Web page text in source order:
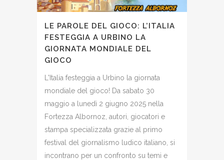
LE PAROLE DEL GIOCO: L’ITALIA
FESTEGGIA A URBINO LA
GIORNATA MONDIALE DEL
GIOCO
L'Italia festeggia a Urbino la giornata
mondiale del gioco! Da sabato 30
maggio a lunedì 2 giugno 2025 nella
Fortezza Albornoz, autori, giocatori e
stampa specializzata grazie al primo
festival del giornalismo ludico italiano, si
incontrano per un confronto su temi e